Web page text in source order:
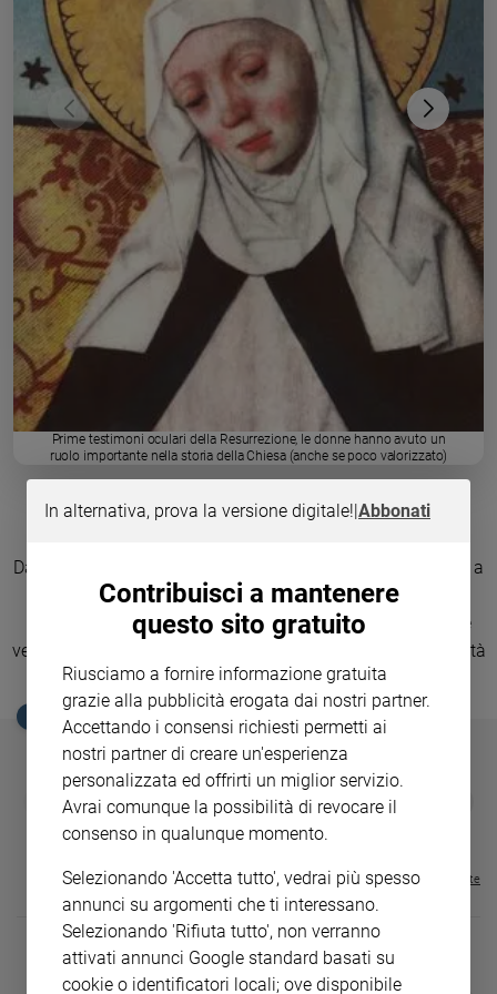
Chiesa
Fede
spiritualità
Santi
Devozione
fede
Parola
del
giorno
Santo
del
giorno
Società
Ambiente
Aziende
Migranti
inclusione
Costume
spettacoli
Prime testimoni oculari della Resurrezione, le donne hanno avuto un
ruolo importante nella storia della Chiesa (anche se poco valorizzato)
Da Chiara d'Assisi a Caterina da Siena, da Giovanna d'Arco a
Brigida di Svezia, da Bakhita a Edith Stein, passando da
Madre Teresa: talvolta nobili, in alcuni casi spose rimaste
vedove, sempre intelligenti, appassionate, tenaci. L'altra metà
del cielo della fede. Volti. Nomi. Storie.
EDICOLA SAN PAOLO
GBABY
€ 34,80 € 21,90 37%
FAMIGLIA CRISTIANA
€ 104,00 € 83,00 20%
Visualizza tutte le riviste
In alternativa, prova la versione digitale!|Abbonati
Contribuisci a mantenere
questo sito gratuito
Riusciamo a fornire informazione gratuita
grazie alla pubblicità erogata dai nostri partner.
Accettando i consensi richiesti permetti ai
nostri partner di creare un'esperienza
personalizzata ed offrirti un miglior servizio.
Avrai comunque la possibilità di revocare il
consenso in qualunque momento.
Selezionando 'Accetta tutto', vedrai più spesso
annunci su argomenti che ti interessano.
Selezionando 'Rifiuta tutto', non verranno
attivati annunci Google standard basati su
cookie o identificatori locali; ove disponibile